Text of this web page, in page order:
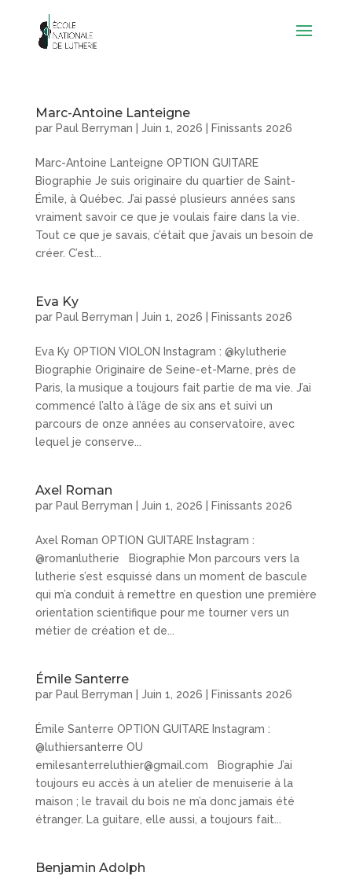
Marc-Antoine Lanteigne
par Paul Berryman Juin 1, 2026 Finissants 2026
Marc-Antoine Lanteigne OPTION GUITARE
Biographie Je suis originaire du quartier de Saint-
Émile, à Québec. J’ai passé plusieurs années sans
vraiment savoir ce que je voulais faire dans la vie.
Tout ce que je savais, c’était que j’avais un besoin de
créer. C’est...
Eva Ky
par Paul Berryman Juin 1, 2026 Finissants 2026
Eva Ky OPTION VIOLON Instagram : @kylutherie
Biographie Originaire de Seine-et-Marne, près de
Paris, la musique a toujours fait partie de ma vie. J’ai
commencé l’alto à l’âge de six ans et suivi un
parcours de onze années au conservatoire, avec
lequel je conserve...
Axel Roman
par Paul Berryman Juin 1, 2026 Finissants 2026
Axel Roman OPTION GUITARE Instagram :
@romanlutherie Biographie Mon parcours vers la
lutherie s’est esquissé dans un moment de bascule
qui m’a conduit à remettre en question une première
orientation scientifique pour me tourner vers un
métier de création et de...
Émile Santerre
par Paul Berryman Juin 1, 2026 Finissants 2026
Émile Santerre OPTION GUITARE Instagram :
@luthiersanterre OU
emilesanterreluthier@gmail.com Biographie J’ai
toujours eu accès à un atelier de menuiserie à la
maison ; le travail du bois ne m’a donc jamais été
étranger. La guitare, elle aussi, a toujours fait...
Benjamin Adolph